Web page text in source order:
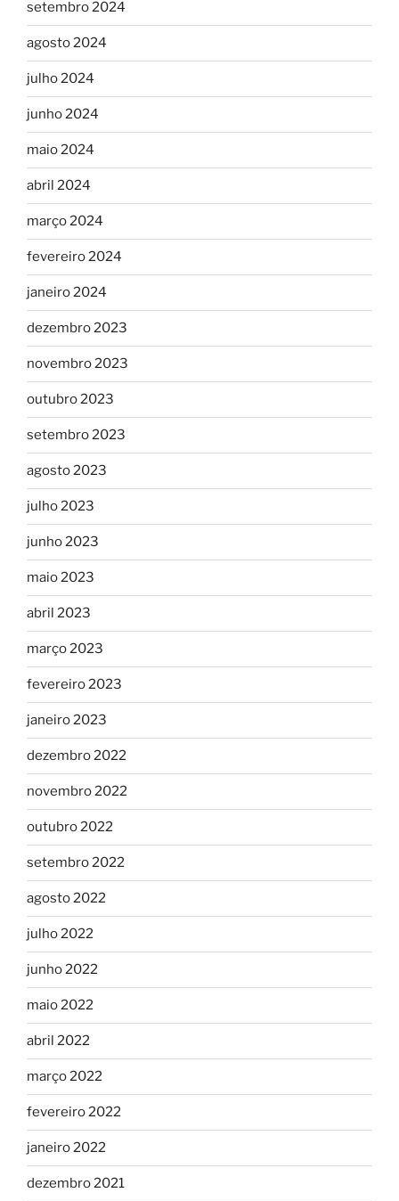
setembro 2024
agosto 2024
julho 2024
junho 2024
maio 2024
abril 2024
março 2024
fevereiro 2024
janeiro 2024
dezembro 2023
novembro 2023
outubro 2023
setembro 2023
agosto 2023
julho 2023
junho 2023
maio 2023
abril 2023
março 2023
fevereiro 2023
janeiro 2023
dezembro 2022
novembro 2022
outubro 2022
setembro 2022
agosto 2022
julho 2022
junho 2022
maio 2022
abril 2022
março 2022
fevereiro 2022
janeiro 2022
dezembro 2021